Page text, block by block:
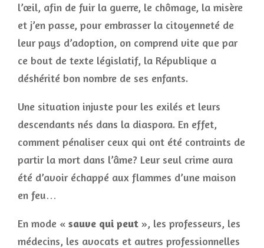
l’œil, afin de fuir la guerre, le chômage, la misère
et j’en passe, pour embrasser la citoyenneté de
leur pays d’adoption, on comprend vite que par
ce bout de texte législatif, la République a
déshérité bon nombre de ses enfants.
Une situation injuste pour les exilés et leurs
descendants nés dans la diaspora. En effet,
comment pénaliser ceux qui ont été contraints de
partir la mort dans l’âme? Leur seul crime aura
été d’avoir échappé aux flammes d’une maison
en feu…
En mode « sauve qui peut », les professeurs, les
médecins, les avocats et autres professionnelles